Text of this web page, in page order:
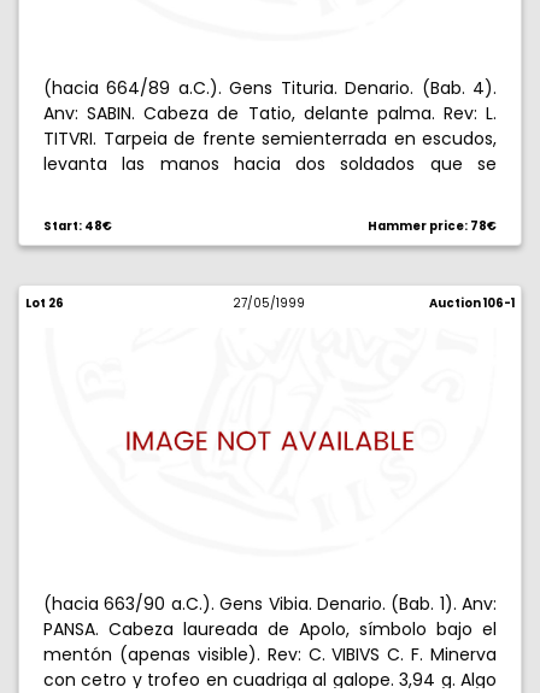
(hacia 664/89 a.C.). Gens Tituria. Denario. (Bab. 4).
Anv: SABIN. Cabeza de Tatio, delante palma. Rev: L.
TITVRI. Tarpeia de frente semienterrada en escudos,
levanta las manos hacia dos soldados que se
creciente. 3,85 gs. Escasa. MBC+/MBC.
Start: 48€ Hammer price: 78€
Lot 26 27/05/1999 Auction 106-1
(hacia 663/90 a.C.). Gens Vibia. Denario. (Bab. 1). Anv:
PANSA. Cabeza laureada de Apolo, símbolo bajo el
mentón (apenas visible). Rev: C. VIBIVS C. F. Minerva
con cetro y trofeo en cuadriga al galope. 3,94 g. Algo